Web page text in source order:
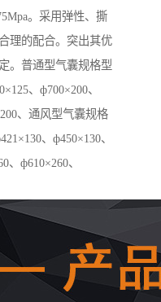
。采用弹性、撕
理的配合。突出其优
。普通型气囊规格型
、ф700×200、
、通风型气囊规格
、ф450×130、
、ф610×260、